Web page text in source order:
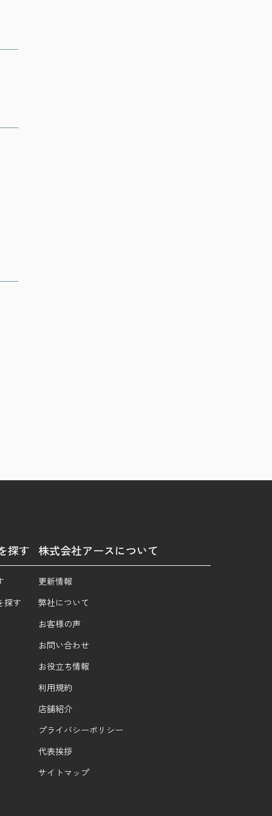
探す
探す
株式会社アースについて
更新情報
弊社について
お客様の声
お問い合わせ
お役立ち情報
利用規約
店舗紹介
プライバシーポリシー
代表挨拶
サイトマップ